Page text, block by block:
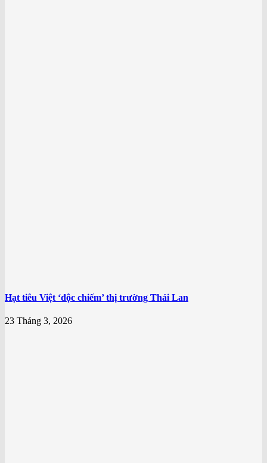
Hạt tiêu Việt ‘độc chiếm’ thị trường Thái Lan
23 Tháng 3, 2026